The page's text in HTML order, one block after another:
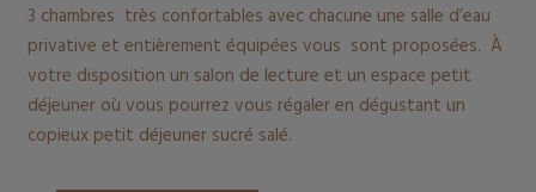
3 chambres très confortables avec chacune une salle d’eau
privative et entièrement équipées vous sont proposées. À
votre disposition un salon de lecture et un espace petit
déjeuner où vous pourrez vous régaler en dégustant un
copieux petit déjeuner sucré salé.